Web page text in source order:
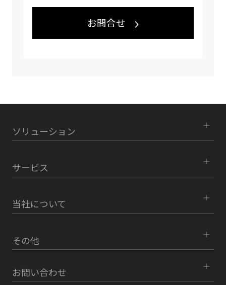
お問合せ
ソリューション
サービス
当社について
その他
お問い合わせ